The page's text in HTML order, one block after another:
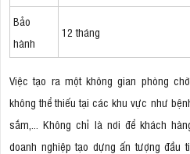
Bảo
hành
12 tháng
Việc tạo ra một không gian phòng
không thể thiếu tại các khu vực như
sắm,... Không chỉ là nơi để khách
doanh nghiệp tạo dựng ấn tượng đầu